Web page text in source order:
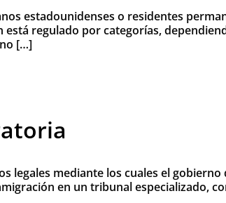
estadounidenses o residentes
regulado por categorías,
[…]
mediante los cuales el
en un tribunal especializado,